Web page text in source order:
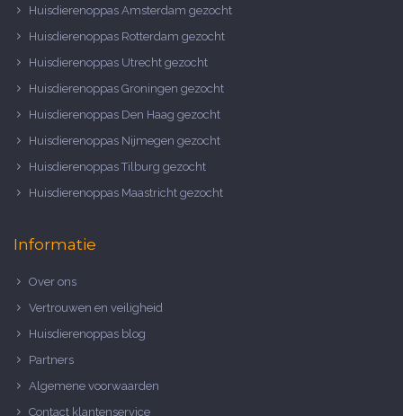
Huisdierenoppas Amsterdam gezocht
Huisdierenoppas Rotterdam gezocht
Huisdierenoppas Utrecht gezocht
Huisdierenoppas Groningen gezocht
Huisdierenoppas Den Haag gezocht
Huisdierenoppas Nijmegen gezocht
Huisdierenoppas Tilburg gezocht
Huisdierenoppas Maastricht gezocht
Informatie
Over ons
Vertrouwen en veiligheid
Huisdierenoppas blog
Partners
Algemene voorwaarden
Contact klantenservice